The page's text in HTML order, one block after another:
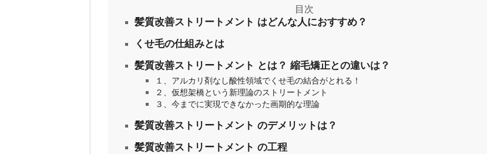
タッフの体調管理の徹底 毎朝の検温をしております。 ３７．２度以上の体温が計測された場合
は出勤停止とします。 お飲み物に関して サロンからのお飲み物の提供は控えさせていただきま
す。 必要な方は事前にお買い求めくださいm(__)m スタッフ・お客様のマスクについて スタッ
フは常時マスクをしての営業になります。 お客様にもマスクの着用をお願いしております。
（替えのマスクのご用意がない場合は、こちらでご用意させていただきます。）
換気のできるエアコン お客様に安心してstujioに来ていただくと同時に、快適に過ごしていただ
きたい思いからストリーマ技術のメカニズムおよび変異株の不活化効果を実証したエアコンの導
入に至りました。 https://www.youtube.com/watch?v=YZSlAEQz4Co 新型コロナウイルス変異
株を不活化 コロナウイルス以外も数々のウイルスにも効果が認められています。
髪質改善ストリートメント はどんな人におすすめ？
くせ毛の仕組みとは
髪質改善ストリートメント とは？ 縮毛矯正との違いは？
１、アルカリ剤なし酸性領域でくせ毛の結合がとれる！
２、仮想架橋という新理論のストリートメント
３、今までに実現できなかった画期的な理論
髪質改善ストリートメント のデメリットは？
髪質改善ストリートメント の工程